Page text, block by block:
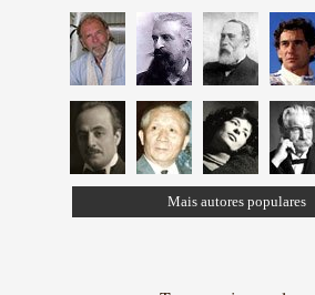
Mais autores populares